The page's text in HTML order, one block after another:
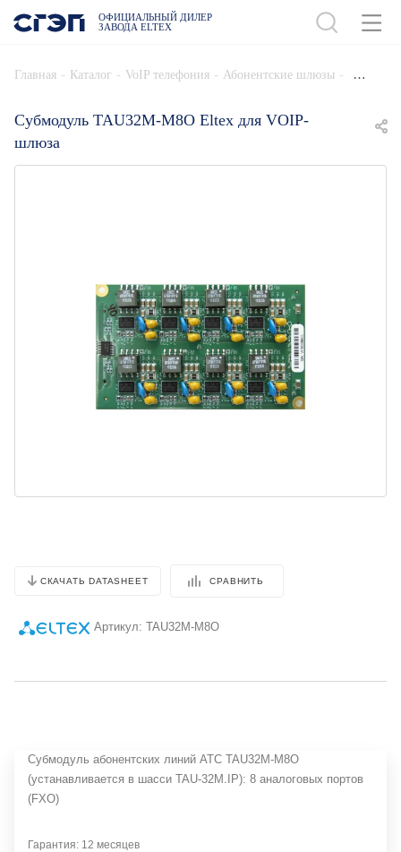
ОФИЦИАЛЬНЫЙ ДИЛЕР
ЗАВОДА ELTEX
Главная - Каталог - VoIP телефония - Абонентские шлюзы -
Субмодуль TAU32M-M8O Eltex для VOIP-
шлюза
СКАЧАТЬ DATASHEET СРАВНИТЬ
Артикул: TAU32M-M8O
Cубмодуль абонентских линий АТС TAU32M-M8O
(устанавливается в шасси TAU-32M.IP): 8 аналоговых портов
(FXO)
Гарантия: 12 месяцев